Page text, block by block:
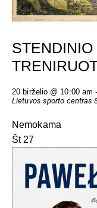
20 birželio @ 10:00 am -
Lietuvos sporto centras
Nemokama
Št 27